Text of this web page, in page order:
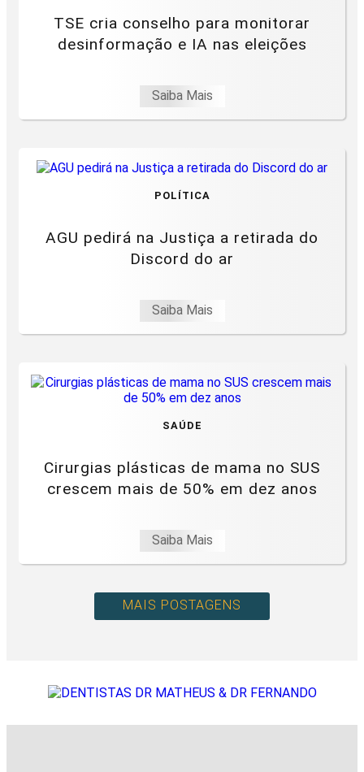
TSE cria conselho para monitorar
desinformação e IA nas eleições
Saiba Mais
POLÍTICA
AGU pedirá na Justiça a retirada do
Discord do ar
Saiba Mais
SAÚDE
Cirurgias plásticas de mama no SUS
crescem mais de 50% em dez anos
Saiba Mais
MAIS POSTAGENS